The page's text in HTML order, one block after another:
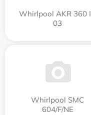
Whirlpool AKR 360
03
Whirlpool SMC
604/F/NE